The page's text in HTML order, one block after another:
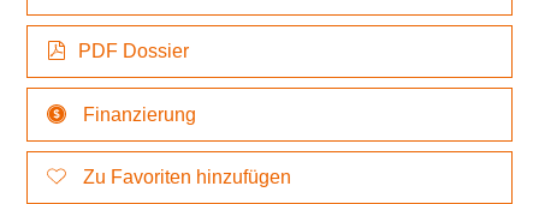
PDF Dossier
Finanzierung
Zu Favoriten hinzufügen